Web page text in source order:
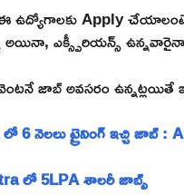
ఉద్యోగాలకు Apply చేయాలంటే
అయినా, ఎక్స్పీరియన్స్
జాబ్ అవసరం ఉన్నట్లయితే
6 నెలలు ట్రైనింగ్ ఇచ్చి జాబ్ :
లో 5LPA శాలరీ జాబ్స్